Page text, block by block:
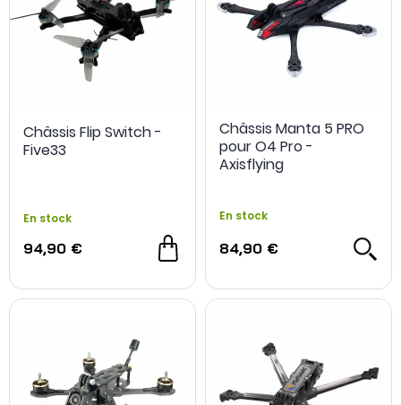
Châssis Flip Switch -
Five33
En stock
94,90 €
Châssis Manta 5 PRO
pour O4 Pro -
Axisflying
En stock
84,90 €